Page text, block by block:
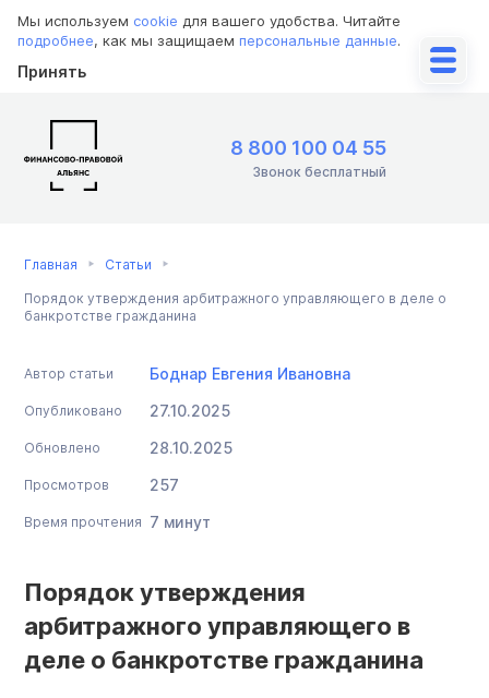
Мы используем cookie для вашего удобства. Читайте
подробнее, как мы защищаем персональные данные.
Принять
8 800 100 04 55
Звонок бесплатный
Главная Статьи
Порядок утверждения арбитражного управляющего в деле о
банкротстве гражданина
Автор статьи Боднар Евгения Ивановна
Опубликовано 27.10.2025
Обновлено 28.10.2025
Просмотров 257
Время прочтения 7 минут
Порядок утверждения
арбитражного управляющего в
деле о банкротстве гражданина